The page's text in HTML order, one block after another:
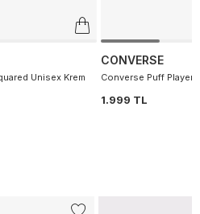
Unisex Krem
CONVERSE
Converse Puff Player
1.999 TL